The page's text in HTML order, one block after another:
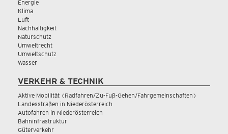
Energie
Klima
Luft
Nachhaltigkeit
Naturschutz
Umweltrecht
Umweltschutz
Wasser
VERKEHR & TECHNIK
Aktive Mobilität (Radfahren/Zu-Fuß-Gehen/Fahrgemeinschaften)
Landesstraßen in Niederösterreich
Autofahren in Niederösterreich
Bahninfrastruktur
Güterverkehr